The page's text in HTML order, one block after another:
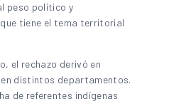
peso político y
tiene el tema territorial
el rechazo derivó en
distintos departamentos.
de referentes indígenas